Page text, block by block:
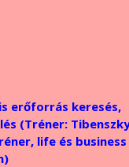
erőforrás keresés,
(Tréner:
life és business